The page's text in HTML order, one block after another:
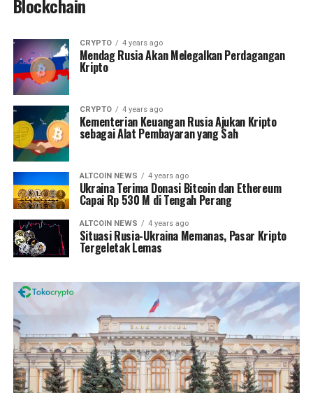
Blockchain
CRYPTO 4 years ago
Mendag Rusia Akan Melegalkan Perdagangan
Kripto
CRYPTO 4 years ago
Kementerian Keuangan Rusia Ajukan Kripto
sebagai Alat Pembayaran yang Sah
ALTCOIN NEWS 4 years ago
Ukraina Terima Donasi Bitcoin dan Ethereum
Capai Rp 530 M di Tengah Perang
ALTCOIN NEWS 4 years ago
Situasi Rusia-Ukraina Memanas, Pasar Kripto
Tergeletak Lemas